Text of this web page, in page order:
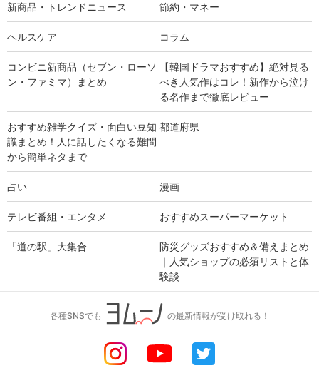
新商品・トレンドニュース 節約・マネー
ヘルスケア コラム
コンビニ新商品（セブン・ローソ
ン・ファミマ）まとめ
【韓国ドラマおすすめ】絶対見る
べき人気作はコレ！新作から泣け
る名作まで徹底レビュー
おすすめ雑学クイズ・面白い豆知
識まとめ！人に話したくなる難問
から簡単ネタまで
都道府県
占い 漫画
テレビ番組・エンタメ おすすめスーパーマーケット
「道の駅」大集合
防災グッズおすすめ＆備えまとめ
｜人気ショップの必須リストと体
験談
各種SNSでも の最新情報が受け取れる！